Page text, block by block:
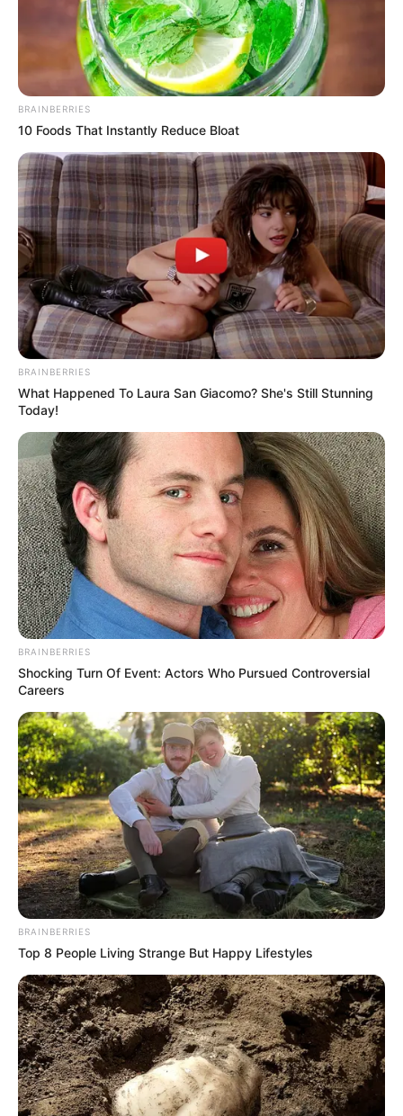
оформлення фіктивної
інвалідності
ЛИП 3, 2025
Правоохоронці викрили схему, за якою
військовозобов’язані отримували фіктивну
інвалідність, щоб уникнути мобілізації. Один із
фігурантів — хворий на туберкульоз, який
здавав мокротиння, щоб «клієнти» могли пройти
комісію.
BRAINBERRIES
10 Foods That Instantly Reduce Bloat
BRAINBERRIES
What Happened To Laura San Giacomo? She's Still Stunning
Today!
BRAINBERRIES
Shocking Turn Of Event: Actors Who Pursued Controversial
Careers
BRAINBERRIES
Top 8 People Living Strange But Happy Lifestyles